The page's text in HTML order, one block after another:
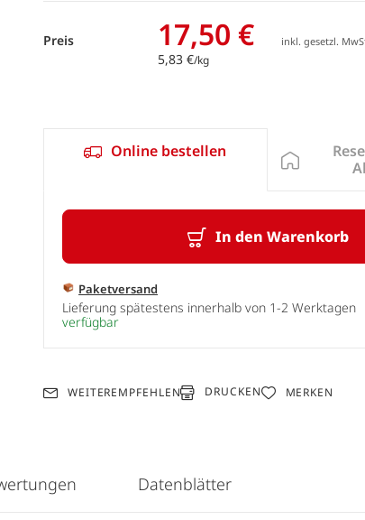
Preis 17,50 €
5,83 €/kg
inkl. gesetzl.
Online bestellen
In den Warenkorb
Paketversand
Lieferung spätestens innerhalb von 1-2 Werktagen
verfügbar
WEITEREMPFEHLEN DRUCKEN MERKEN
Datenblätter